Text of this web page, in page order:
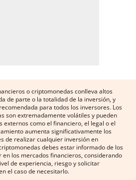
o criptomonedas conlleva altos
de parte o la totalidad de la inversión, y
para todos los inversores. Los
son extremadamente volátiles y pueden
externos como el financiero, el legal o el
aumenta significativamente los
de realizar cualquier inversión en
debes estar informado de los
en los mercados financieros, considerando
de experiencia, riesgo y solicitar
el caso de necesitarlo.